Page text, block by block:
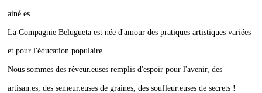
ainé.es.
La Compagnie Belugueta est née d'amour des pratiques artistiques variées
et pour l'éducation populaire.
Nous sommes des rêveur.euses remplis d'espoir pour l'avenir, des
artisan.es, des semeur.euses de graines, des soufleur.euses de secrets !